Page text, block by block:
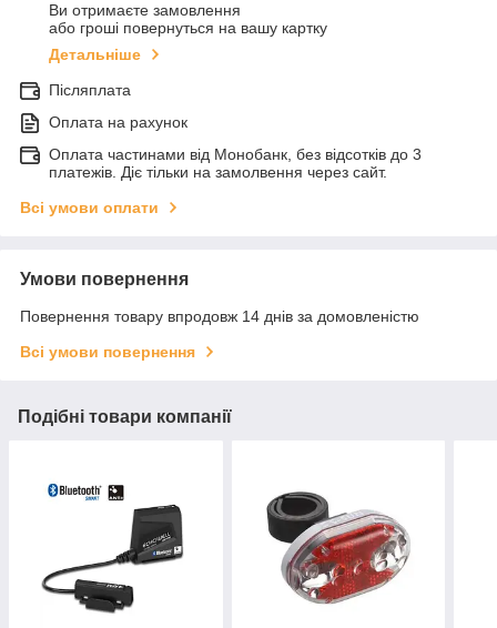
Ви отримаєте замовлення
або гроші повернуться на вашу картку
Детальніше
Післяплата
Оплата на рахунок
Оплата частинами від Монобанк, без відсотків до 3
платежів. Діє тільки на замолвення через сайт.
Всі умови оплати
Умови повернення
Повернення товару впродовж 14 днів за домовленістю
Всі умови повернення
Подібні товари компанії